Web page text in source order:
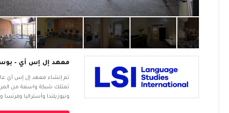
معهد إل إس أي -
تمتلك شبكة واسعة من
ونيوزيلندا وأستراليا